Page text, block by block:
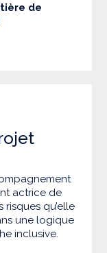
de
actrice de
qu’elle
une logique
inclusive.